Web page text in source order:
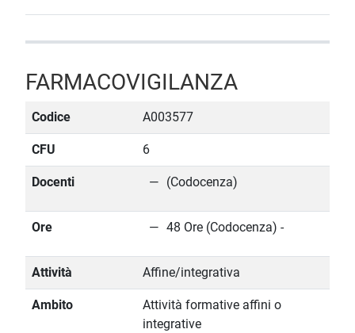
FARMACOVIGILANZA
Codice A003577
CFU 6
Docenti (Codocenza)
Ore 48 Ore (Codocenza) -
Attività Affine/integrativa
Ambito
Attività formative affini o
integrative